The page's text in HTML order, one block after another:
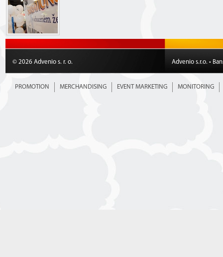
© 2026 Advenio s. r. o. Advenio s.r.o. •
PROMOTION MERCHANDISING EVENT MARKETING MONITORING